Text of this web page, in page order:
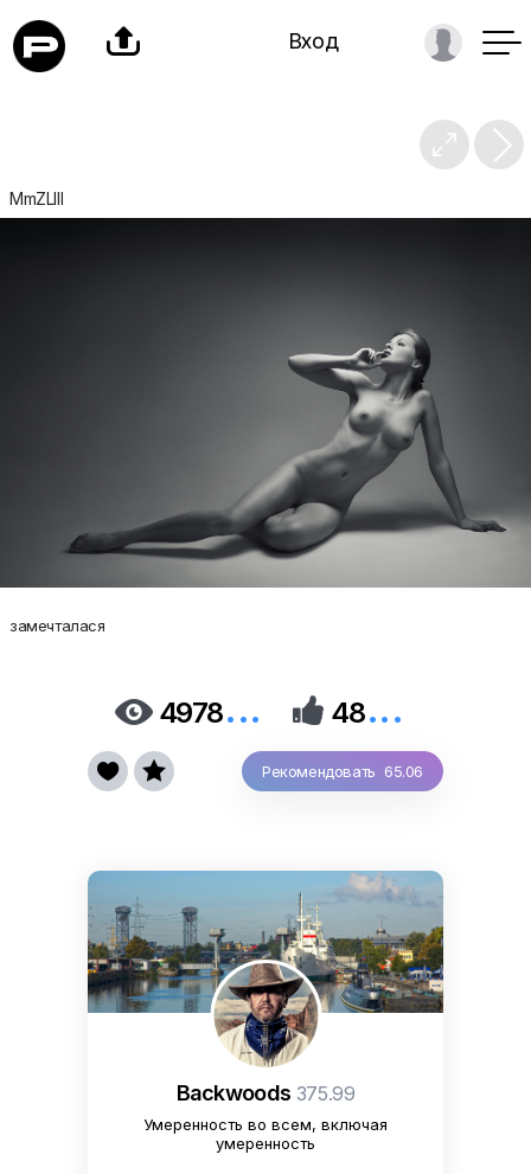
 Вход

MmZLIII
замечталася
 4978...  48...
Рекомендовать 65.06
 
Backwoods 375.99
Умеренность во всем, включая
умеренность